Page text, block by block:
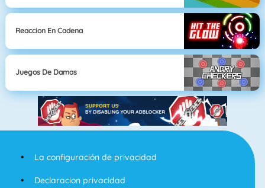
Reaccion En Cadena
Juegos De Damas
La configuración de privacidad
Declaracion privacidad